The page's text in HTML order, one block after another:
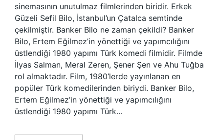
sinemasının unutulmaz filmlerinden biridir. Erkek
Güzeli Sefil Bilo, İstanbul’un Çatalca semtinde
çekilmiştir. Banker Bilo ne zaman çekildi? Banker
Bilo, Ertem Eğilmez’in yönettiği ve yapımcılığını
üstlendiği 1980 yapımı Türk komedi filmidir. Filmde
İlyas Salman, Meral Zeren, Şener Şen ve Ahu Tuğba
rol almaktadır. Film, 1980’lerde yayınlanan en
popüler Türk komedilerinden biriydi. Banker Bilo,
Ertem Eğilmez’in yönettiği ve yapımcılığını
üstlendiği 1980 yapımı Türk…